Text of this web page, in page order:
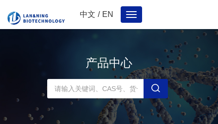
中文 / EN
Toggle
navigation
产品中心